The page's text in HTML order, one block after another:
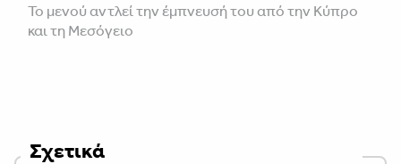
Το μενού αντλεί την έμπνευσή του από την Κύπρο
και τη Μεσόγειο
Σχετικά